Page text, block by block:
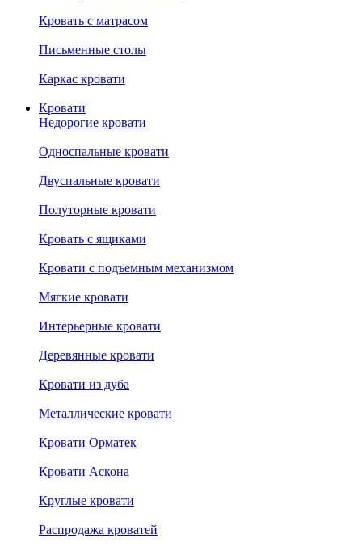
Кровать с матрасом
Письменные столы
Каркас кровати
Кровати
Недорогие кровати
Односпальные кровати
Двуспальные кровати
Полуторные кровати
Кровать с ящиками
Кровати с подъемным механизмом
Мягкие кровати
Интерьерные кровати
Деревянные кровати
Кровати из дуба
Металлические кровати
Кровати Орматек
Кровати Аскона
Круглые кровати
Распродажа кроватей